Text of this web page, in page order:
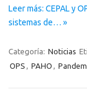
Leer más: CEPAL y
sistemas de… »
Categoría: Noticias
OPS , PAHO ,